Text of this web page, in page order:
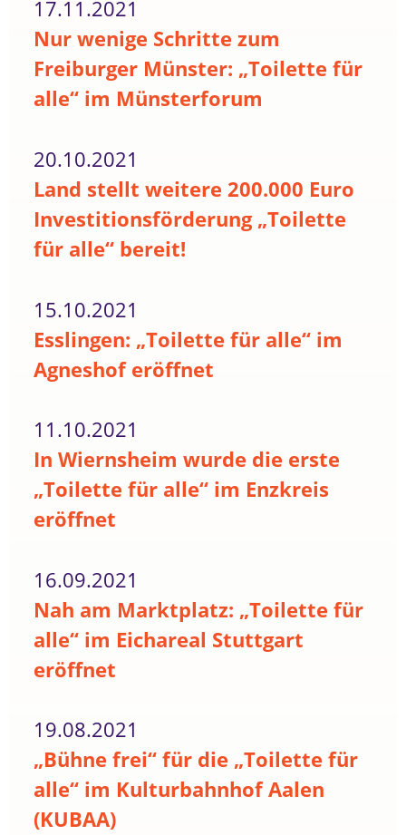
17.11.2021
Nur wenige Schritte zum
Freiburger Münster: „Toilette für
alle“ im Münsterforum
20.10.2021
Land stellt weitere 200.000 Euro
Investitionsförderung „Toilette
für alle“ bereit!
15.10.2021
Esslingen: „Toilette für alle“ im
Agneshof eröffnet
11.10.2021
In Wiernsheim wurde die erste
„Toilette für alle“ im Enzkreis
eröffnet
16.09.2021
Nah am Marktplatz: „Toilette für
alle“ im Eichareal Stuttgart
eröffnet
19.08.2021
„Bühne frei“ für die „Toilette für
alle“ im Kulturbahnhof Aalen
(KUBAA)